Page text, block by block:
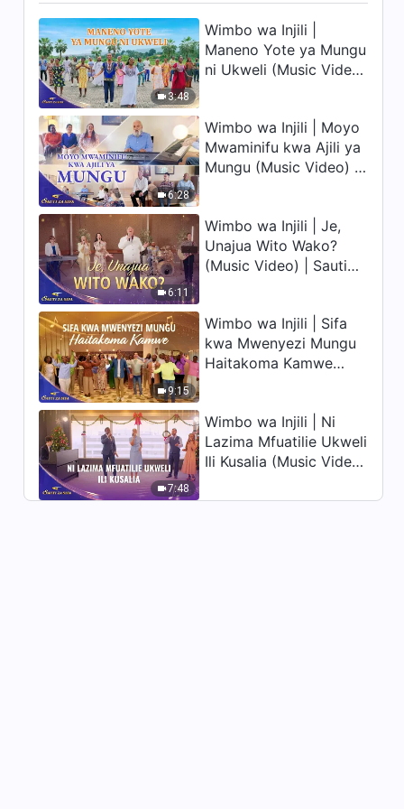
26:44
24:39
Christian Testimony Video |
Kumpa Mungu Moyo Wangu
26:31
Ushuhuda wa Kweli | Kwa
Kuacha Ubinafsi,
Nimekombolewa
24:31
Ushuhuda wa Kweli | Roho
Yangu Yakombolewa
20:22
Ushuhuda wa Kweli |
Nimejifunza Jinsi ya
Kuwatendea Watu Vizuri
26:42
Ushuhuda wa Kweli | Ni Nani
Anayesema Tabia Ya Kiburi
Haiwezi Kubadilishwa
3:48
Wimbo wa Injili |
Maneno Yote ya Mungu
ni Ukweli (Music Video)
6:28
Wimbo wa Injili | Moyo
Mwaminifu kwa Ajili ya
Mungu (Music Video) |
6:11
Wimbo wa Injili | Je,
Unajua Wito Wako?
(Music Video) | Sauti
9:15
Wimbo wa Injili | Sifa
kwa Mwenyezi Mungu
Haitakoma Kamwe
7:48
Wimbo wa Injili | Ni
Lazima Mfuatilie Ukweli
Ili Kusalia (Music Video)